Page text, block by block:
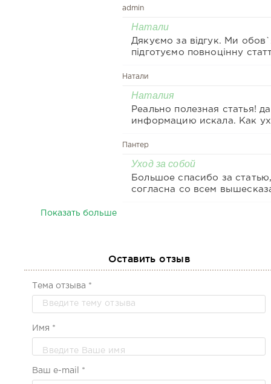
admin
Натали
Дякуємо за відгук. Ми
підготуємо повноцінну
на нах блог
Натали
Наталия
Реально полезная статья!
информацию искала. Как
это знают и умеют.
более детально о них
С уважением, Наталья ;)
Пантер
Уход за собой
Большое спасибо за
согласна со всем
Показать больше
Оставить отзыв
Тема отзыва *
Имя *
Ваш e-mail *